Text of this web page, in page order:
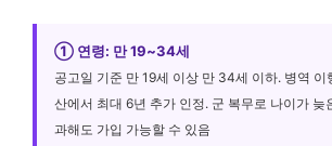
① 연령: 만 19~34세
공고일 기준 만 19세 이상 만 34세 이하. 병역 이
산에서 최대 6년 추가 인정. 군 복무로 나이가 늦
과해도 가입 가능할 수 있음